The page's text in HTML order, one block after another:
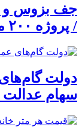
جف بزوس و
/ پروژه ۲۰۰ میلیون دلاری جنجال به پا کرد
دولت
سهام عدالت